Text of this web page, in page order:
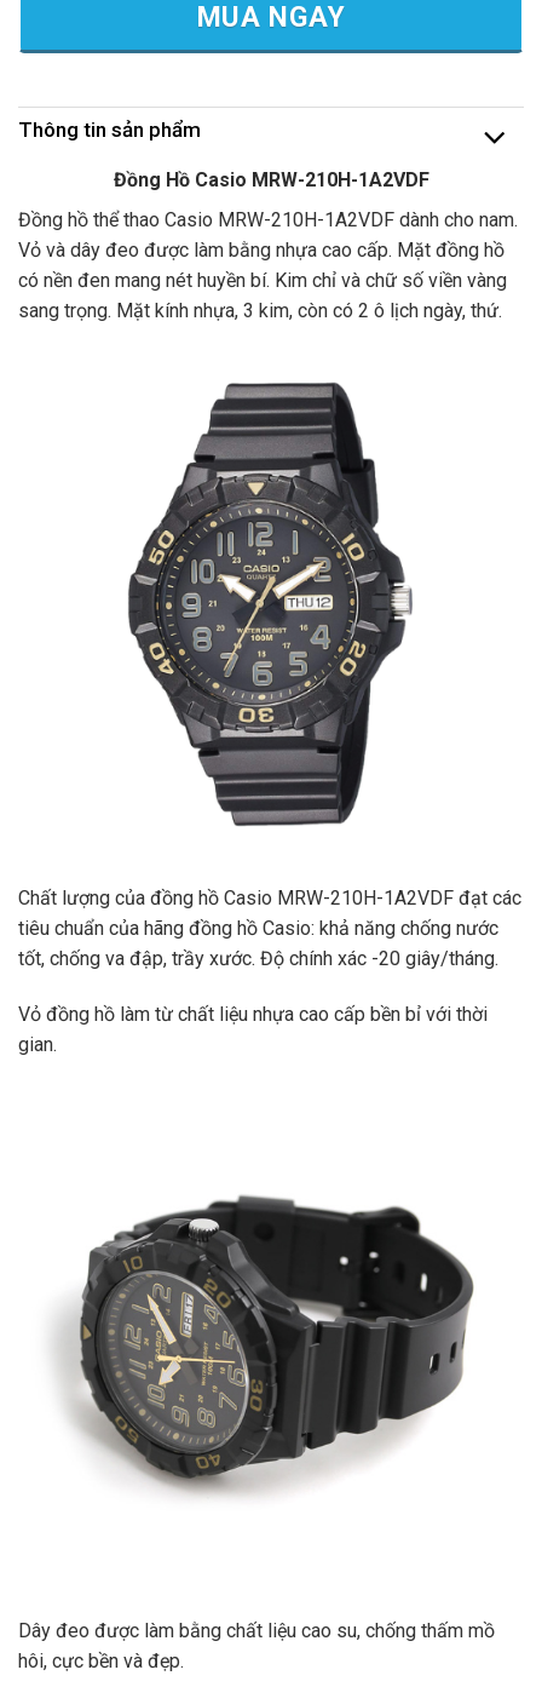
MUA NGAY
Thông tin sản phẩm
Đồng Hồ Casio MRW-210H-1A2VDF
Đồng hồ thể thao Casio MRW-210H-1A2VDF dành cho nam.
Vỏ và dây đeo được làm bằng nhựa cao cấp. Mặt đồng hồ
có nền đen mang nét huyền bí. Kim chỉ và chữ số viền vàng
sang trọng. Mặt kính nhựa, 3 kim, còn có 2 ô lịch ngày, thứ.
Chất lượng của đồng hồ Casio MRW-210H-1A2VDF đạt các
tiêu chuẩn của hãng đồng hồ Casio: khả năng chống nước
tốt, chống va đập, trầy xước. Độ chính xác -20 giây/tháng.
Vỏ đồng hồ làm từ chất liệu nhựa cao cấp bền bỉ với thời
gian.
Dây đeo được làm bằng chất liệu cao su, chống thấm mồ
hôi, cực bền và đẹp.